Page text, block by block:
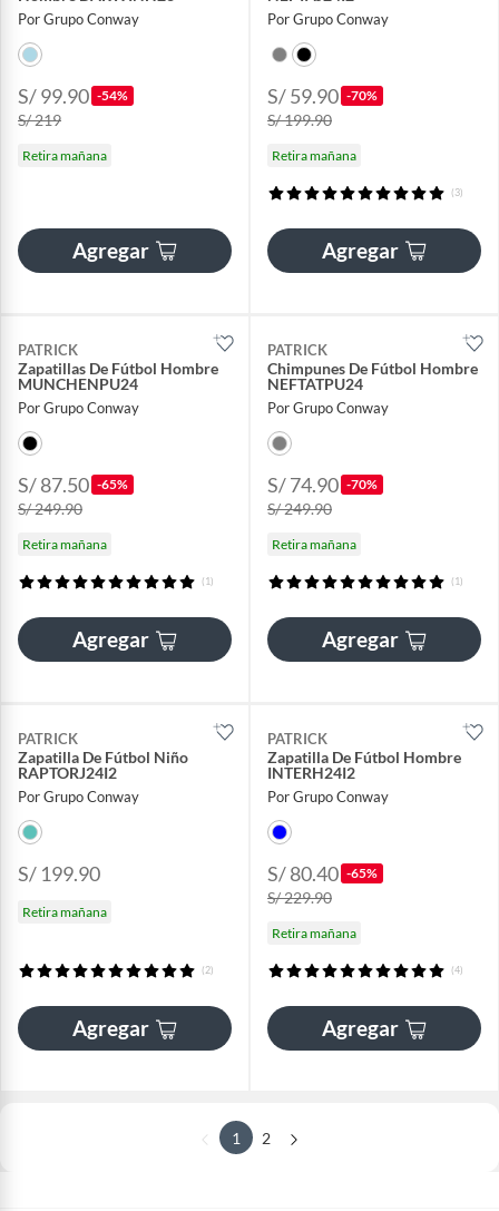
Por Grupo Conway
S/ 99.90 -54%
S/ 219
Retira mañana
Agregar
Por Grupo Conway
S/ 59.90 -70%
S/ 199.90
Retira mañana
(3)
Agregar
PATRICK
Zapatillas De Fútbol Hombre
MUNCHENPU24
Por Grupo Conway
S/ 87.50 -65%
S/ 249.90
Retira mañana
(1)
Agregar
PATRICK
Chimpunes De Fútbol Hombre
NEFTATPU24
Por Grupo Conway
S/ 74.90 -70%
S/ 249.90
Retira mañana
(1)
Agregar
PATRICK
Zapatilla De Fútbol Niño
RAPTORJ24I2
Por Grupo Conway
S/ 199.90
Retira mañana
(2)
Agregar
PATRICK
Zapatilla De Fútbol Hombre
INTERH24I2
Por Grupo Conway
S/ 80.40 -65%
S/ 229.90
Retira mañana
(4)
Agregar
1 2